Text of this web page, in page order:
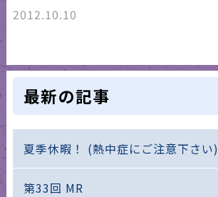
2012.10.10
最新の記事
夏季休暇！ (熱中症にご注意下さい)
第33回 MR